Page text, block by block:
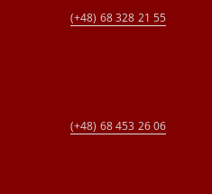
(+48) 68 328 21 55
(+48) 68 453 26 06